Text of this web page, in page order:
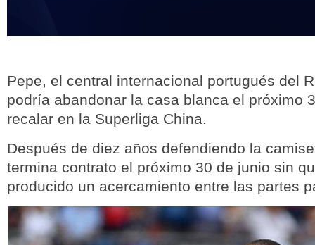
Pepe, el central internacional portugués del
podría abandonar la casa blanca el próximo
recalar en la Superliga China.
Después de diez años defendiendo la
termina contrato el próximo 30 de junio sin
producido un acercamiento entre las partes